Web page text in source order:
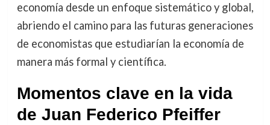
economía desde un enfoque sistemático y global,
abriendo el camino para las futuras generaciones
de economistas que estudiarían la economía de
manera más formal y científica.
Momentos clave en la vida
de Juan Federico Pfeiffer